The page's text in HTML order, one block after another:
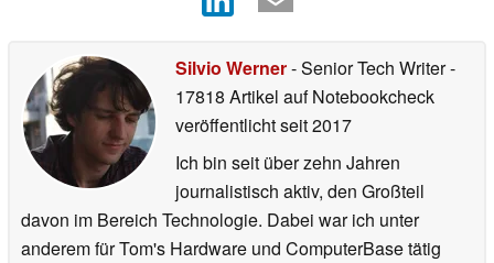
Silvio Werner- Senior Tech Writer-
17818 Artikel auf Notebookcheck
veröffentlichtseit 2017
Ich bin seit über zehn Jahren
journalistisch aktiv, den Großteil
davon im Bereich Technologie. Dabei war ich unter
anderem für Tom's Hardware und ComputerBase tätig